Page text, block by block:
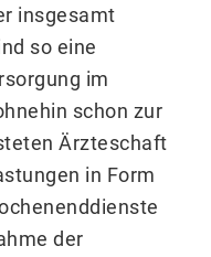
insgesamt
so eine
im
schon zur
Ärzteschaft
in Form
der